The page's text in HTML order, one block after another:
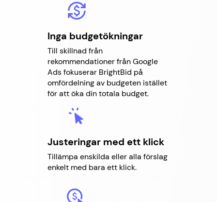
Inga budgetökningar
Till skillnad från
rekommendationer från Google
Ads fokuserar BrightBid på
omfördelning av budgeten istället
för att öka din totala budget.
Justeringar med ett klick
Tillämpa enskilda eller alla förslag
enkelt med bara ett klick.